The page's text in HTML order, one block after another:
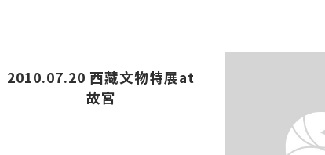
2010.07.20 西藏文物特展at
故宮